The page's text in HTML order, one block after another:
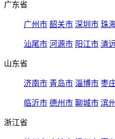
广东省
广州市 韶关市 深圳市 珠
汕尾市 河源市 阳江市 清
山东省
济南市 青岛市 淄博市 枣
临沂市 德州市 聊城市 滨
浙江省